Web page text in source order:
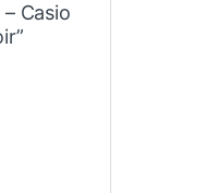
Casio